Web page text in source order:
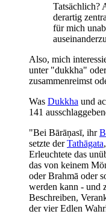
Tatsächlich?
derartig
für mich
Also, mich
unter "dukkha"
zusammenreimst
Was Dukkha und
141
"Bei Bārāṇasī, ihr
setzte derTathāgata
Erleuchtete das
das von keinem
oder Brahmā oder
werden kann - und
Beschreiben,
der vier Edlen